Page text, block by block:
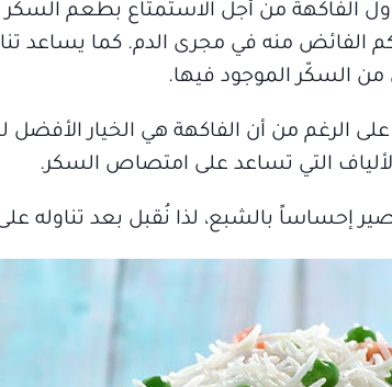
الفاكهة من أجل الاستمتاع بطعم
الفائض منه في مجرى الدم. كما يساعد
السكّر الموجود فيها.
على الرغم من أن الفاكهة هي الخيار
التي تساعد على امتصاص السكر.
إحساساً بالشبع، لذا نُقبل بعد تناوله